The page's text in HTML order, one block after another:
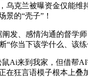
克兰被曝资金仅能
的“壳子”！
发、感情沟通的督学
你当下该学什么、该练
来到我家，但借帮
狂言语模子根本上